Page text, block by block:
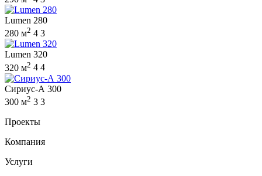
Lumen 280
280 м2 4 3
Lumen 320
320 м2 4 4
Сириус-А 300
300 м2 3 3
Проекты
Компания
Услуги